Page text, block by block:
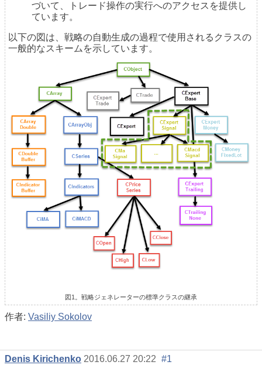
づいて、トレード操作の実行へのアクセスを提供し
ています。
以下の図は、戦略の自動生成の過程で使用されるクラスの
一般的なスキームを示しています。
図1。戦略ジェネレーターの標準クラスの継承
作者: Vasiliy Sokolov
Denis Kirichenko 2016.06.27 20:22 #1